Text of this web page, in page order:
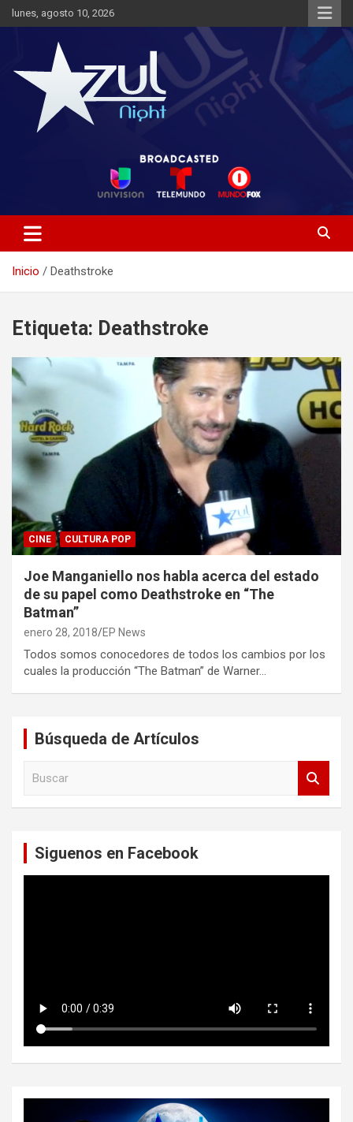
Saltar
al
lunes, agosto 10, 2026
Azul Night TV
Inicio Deathstroke
Etiqueta: Deathstroke
CINE CULTURA POP
Joe Manganiello nos habla acerca del estado
de su papel como Deathstroke en “The
Batman”
enero 28, 2018 EP News
Todos somos conocedores de todos los cambios por los
cuales la producción “The Batman” de Warner…
Búsqueda de Artículos
Siguenos en Facebook